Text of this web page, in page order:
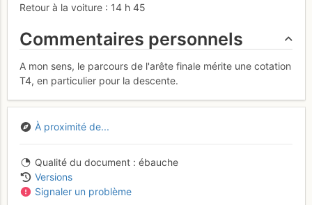
Retour à la voiture : 14 h 45
Commentaires personnels
A mon sens, le parcours de l'arête finale mérite une cotation
T4, en particulier pour la descente.
À proximité de...
Qualité du document
ébauche
Versions
Signaler un problème